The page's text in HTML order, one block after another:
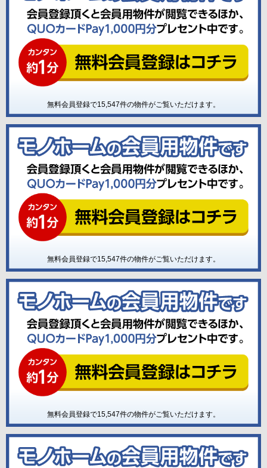
無料会員登録で15,547件の物件がご覧いただけます。
無料会員登録で15,547件の物件がご覧いただけます。
無料会員登録で15,547件の物件がご覧いただけます。